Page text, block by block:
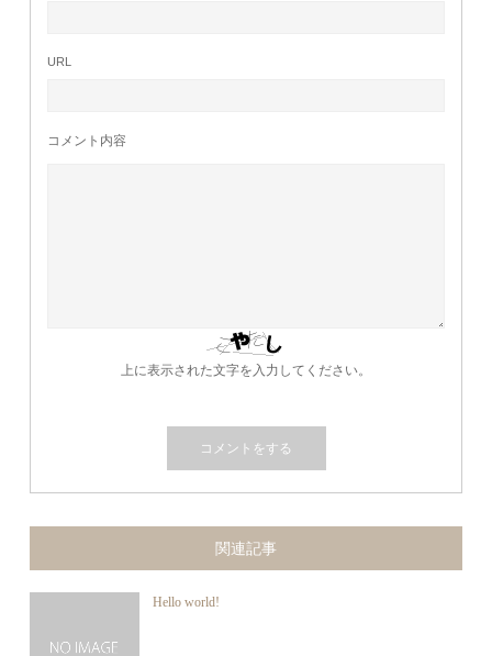
URL
コメント内容
上に表示された文字を入力してください。
関連記事
Hello world!